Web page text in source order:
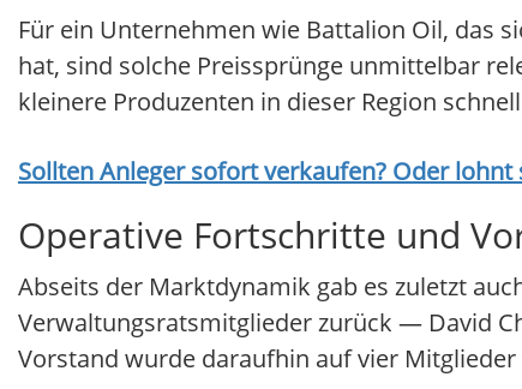
Für ein Unternehmen wie Battalion Oil, das
hat, sind solche Preissprünge unmittelbar
kleinere Produzenten in dieser Region
Sollten Anleger sofort verkaufen? Oder lohnt
Operative Fortschritte und
Abseits der Marktdynamik gab es zuletzt
Verwaltungsratsmitglieder zurück — David
Vorstand wurde daraufhin auf vier